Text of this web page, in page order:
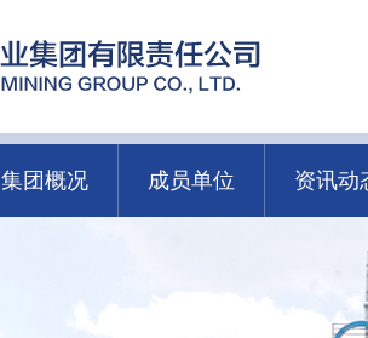
集团概况 成员单位 资讯动